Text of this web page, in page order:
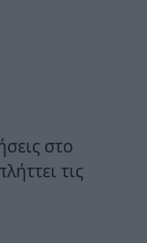
στο
τις